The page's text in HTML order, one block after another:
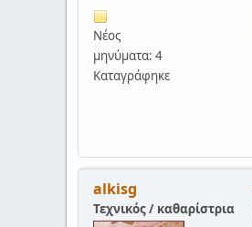
Νέος
μηνύματα: 4
Καταγράφηκε
alkisg
Τεχνικός / καθαρίστρια